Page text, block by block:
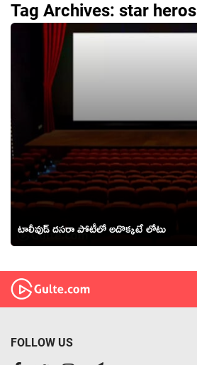
Tag Archives: star heros
టాలీవుడ్ దసరా పోటీలో అదొక్కటే లోటు
FOLLOW US